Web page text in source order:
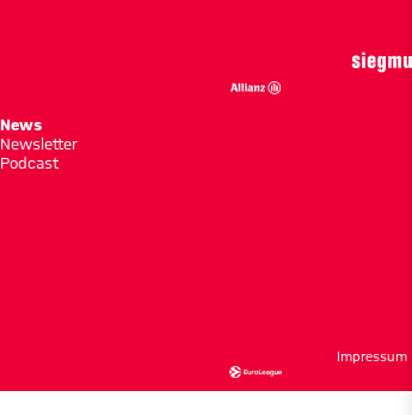
News
Newsletter
Podcast
Impressum